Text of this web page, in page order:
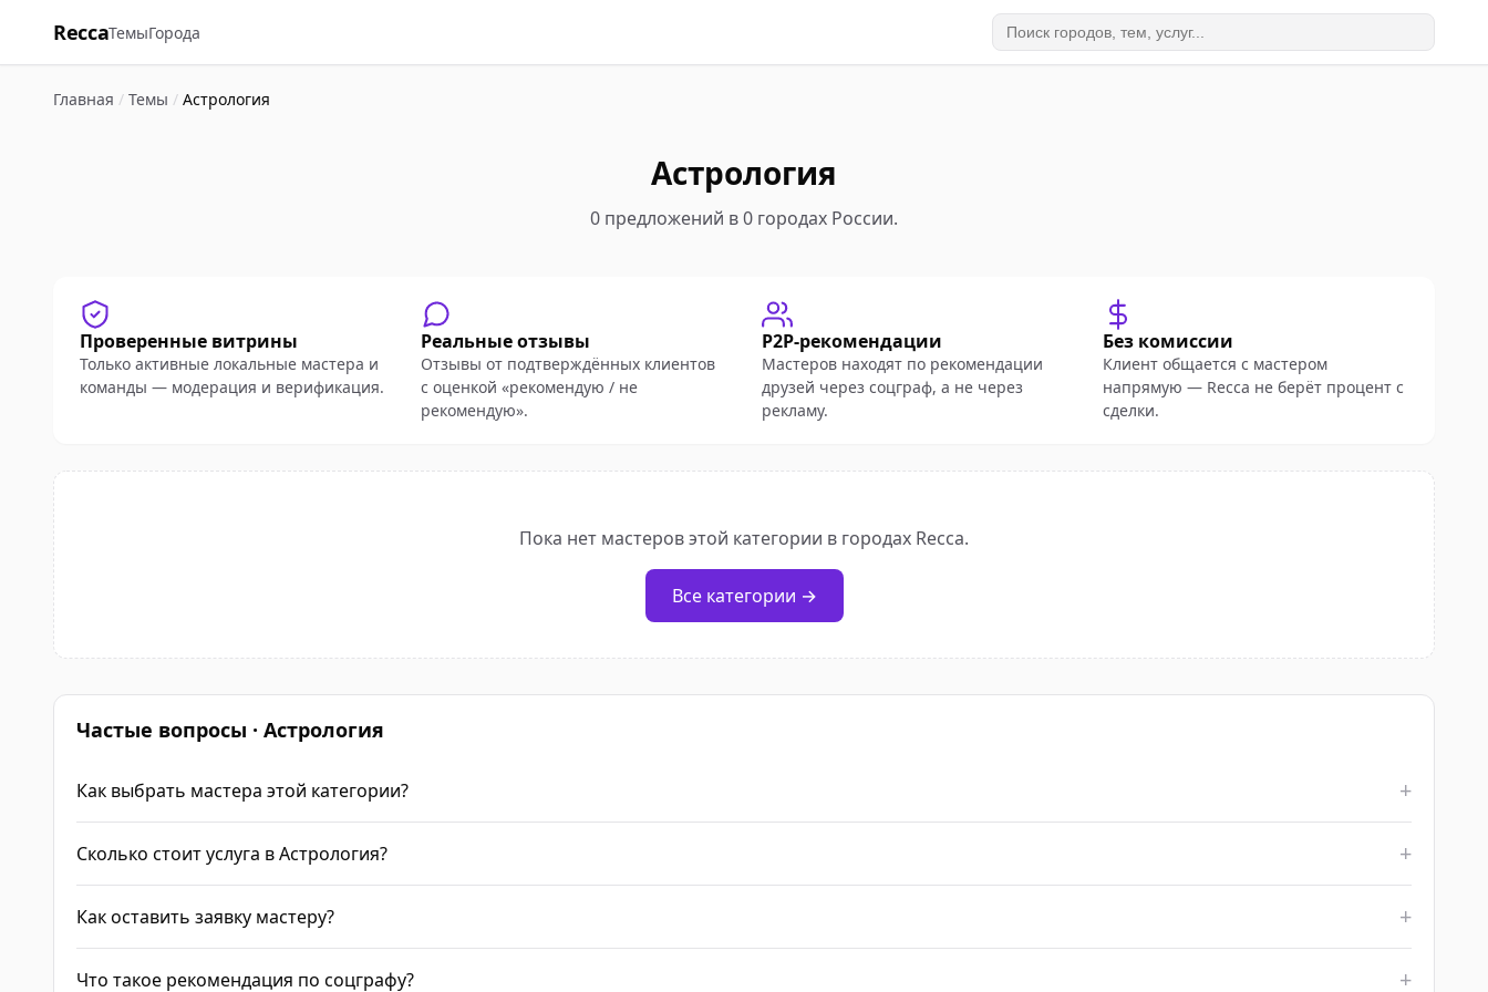
ReccaТемыГорода
Главная / Темы / Астрология
Астрология
0 предложений в 0 городах России.
Проверенные витрины
Только активные локальные мастера и
команды — модерация и верификация.
Реальные отзывы
Отзывы от подтверждённых клиентов
с оценкой «рекомендую / не
рекомендую».
P2P-рекомендации
Мастеров находят по рекомендации
друзей через соцграф, а не через
рекламу.
Без комиссии
Клиент общается с мастером
напрямую — Recca не берёт процент с
сделки.
Пока нет мастеров этой категории в городах Recca.
Все категории →
Частые вопросы · Астрология
Как выбрать мастера этой категории?
Сколько стоит услуга в Астрология?
Как оставить заявку мастеру?
Что такое рекомендация по соцграфу?